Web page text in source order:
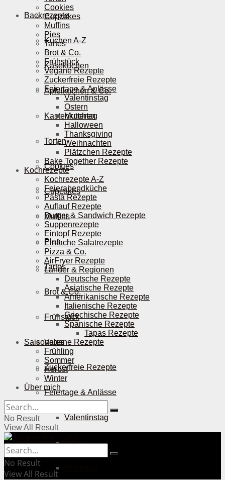
Backrezepte
Kuchen A-Z
Käsekuchen
Apfelkuchen & Co.
Kastenkuchen
Torten
Cookies
Cupcakes
Muffins
Pies
Tartes
Brot & Co.
Frühstück
Vegane Rezepte
Zuckerfreie Rezepte
Feiertage & Anlässe
Valentinstag
Ostern
Cookies
Cupcakes
Muffins
Pies
Tartes
Brot & Co.
Frühstück
Vegane Rezepte
Zuckerfreie Rezepte
Feiertage & Anlässe
Valentinstag
Ostern
Muttertag
Halloween
Thanksgiving
Weihnachten
Plätzchen Rezepte
Bake Together Rezepte
Kochrezepte
Kochrezepte A-Z
Feierabendküche
Pasta Rezepte
Auflauf Rezepte
Burger & Sandwich Rezepte
Suppenrezepte
Eintopf Rezepte
Einfache Salatrezepte
Pizza & Co.
AirFryer Rezepte
Länder & Regionen
Deutsche Rezepte
Asiatische Rezepte
Amerikanische Rezepte
Italienische Rezepte
Griechische Rezepte
Spanische Rezepte
Tapas Rezepte
Saisonales
Frühling
Sommer
Herbst
Winter
Über mich
No Result
View All Result
No Result
View All Result